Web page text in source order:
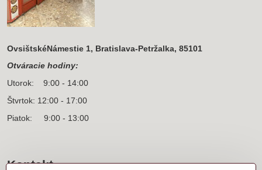
OvsištskéNámestie 1, Bratislava-Petržalka, 85101
Otváracie hodiny:
Utorok: 9:00 - 14:00
Štvrtok: 12:00 - 17:00
Piatok: 9:00 - 13:00
Kontakt